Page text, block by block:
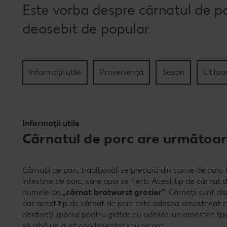
Este vorba despre cârnatul de
deosebit de popular.
Informații utile Proveniență Sezon
Informații utile
Cârnatul de porc are
Cârnații de porc tradiționali se prepară din carne de porc
intestine de porc, care apoi se fierb. Acest tip de cârnat
numele de „cârnat bratwurst grosier”. Cârnații sunt
dar acest tip de cârnat de porc este adesea amestecat
destinați special pentru grătar au adesea un amestec